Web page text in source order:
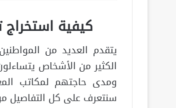
كيفية استخراج
يتقدم العديد من
الكثير من الأشخاص
ومدى حاجتهم لمكاتب
سنتعرف على كل التفاصيل